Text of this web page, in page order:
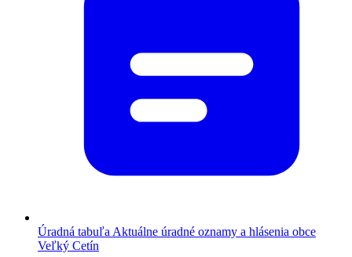
Úradná tabuľa Aktuálne úradné oznamy a hlásenia obce
Veľký Cetín